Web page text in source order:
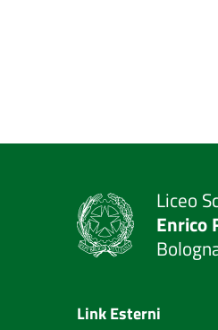
Liceo
Enrico
Link Esterni